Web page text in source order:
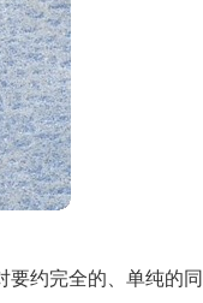
要约完全的、单纯的同